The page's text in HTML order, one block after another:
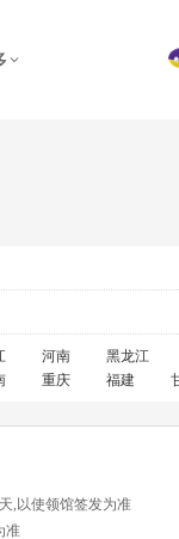
河南 黑龙江
重庆 福建
,以使领馆签发为准
准